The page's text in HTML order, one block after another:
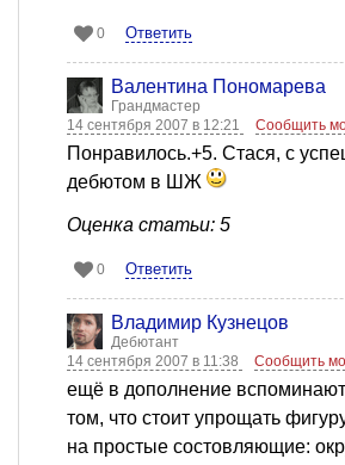
0 Ответить
Валентина Пономарева
Грандмастер
14 сентября 2007 в 12:21
Сообщить
Понравилось.+5. Стася, с
дебютом в ШЖ
Оценка статьи: 5
0 Ответить
Владимир Кузнецов
Дебютант
14 сентября 2007 в 11:38
Сообщить
ещё в дополнение
том, что стоит упрощать
на простые состовляющие: